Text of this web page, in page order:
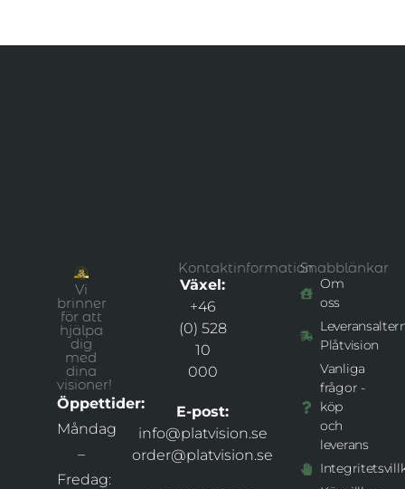
Vi
brinner
för att
hjälpa
dig
med
dina
visioner!
Öppettider:
Måndag
–
Fredag:
Kontaktinformation
Växel:
+46
(0) 528
10
000
E-post:
info@platvision.se
order@platvision.se
Snabblänkar
Om
oss
Plåtvision
Vanliga
frågor -
köp
och
leverans